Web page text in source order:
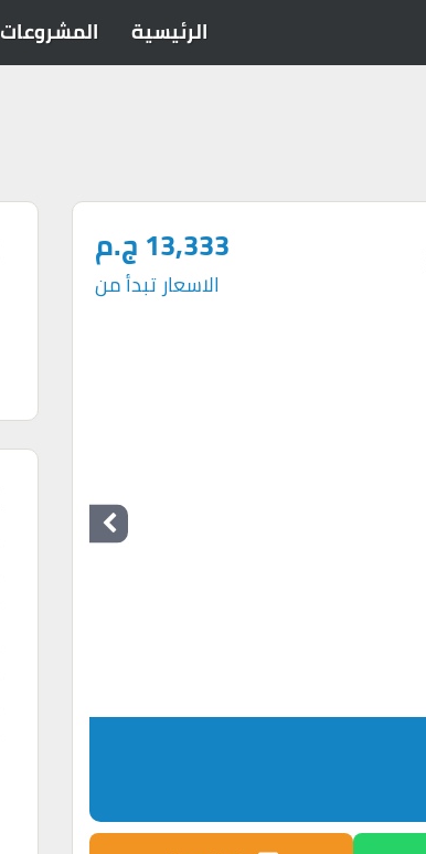
الرئيسية المشروعات
13,333 ج.م
الاسعار تبدأ من